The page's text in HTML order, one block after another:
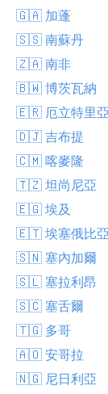
🇬🇦 加蓬
🇸🇸 南蘇丹
🇿🇦 南非
🇧🇼 博茨瓦納
🇪🇷 厄立特里亞
🇩🇯 吉布提
🇨🇲 喀麥隆
🇹🇿 坦尚尼亞
🇪🇬 埃及
🇪🇹 埃塞俄比亞
🇸🇳 塞內加爾
🇸🇱 塞拉利昂
🇸🇨 塞舌爾
🇹🇬 多哥
🇦🇴 安哥拉
🇳🇬 尼日利亞